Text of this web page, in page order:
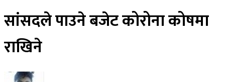
सांसदले पाउने बजेट कोरोना कोषमा
राखिने